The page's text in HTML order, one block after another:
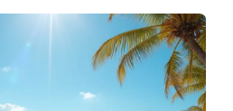
país ofrece algo especial
dar el paso hacia
dudes en contactar a Gabriela
obtener asesoramiento